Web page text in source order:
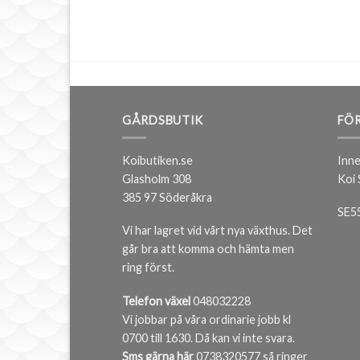
GÅRDSBUTIK
Koibutiken.se
Glasholm 308
385 97 Söderåkra
Vi har lagret vid vårt nya växthus. Det
går bra att komma och hämta men
ring först.
Telefon växel048032228
Vi jobbar på våra ordinarie jobb kl
0700 till 1630. Då kan vi inte svara.
Sms gärna här0738320577 så ringer
Koi